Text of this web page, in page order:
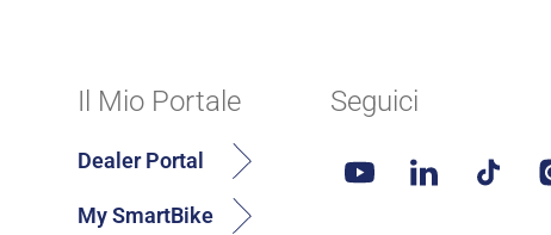
Il Mio Portale
Dealer Portal
My SmartBike
Seguici